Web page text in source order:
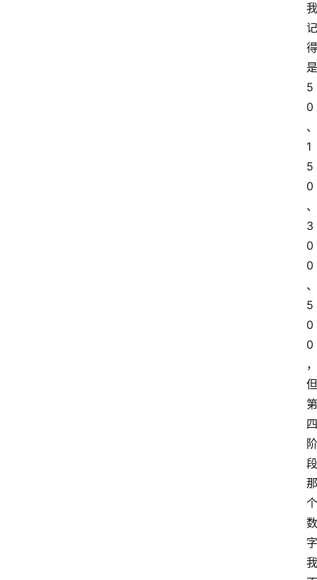
我
记
得
是
5
0
、
1
5
0
、
3
0
0
、
5
0
0
，
但
第
四
阶
段
那
个
数
字
我